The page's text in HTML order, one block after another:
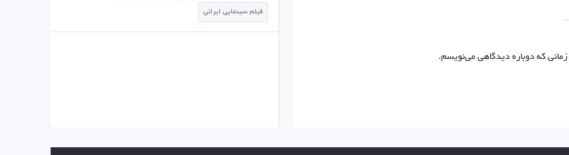
که دوباره دیدگاهی می‌نویسم.
فیلم سینمایی ایرانی